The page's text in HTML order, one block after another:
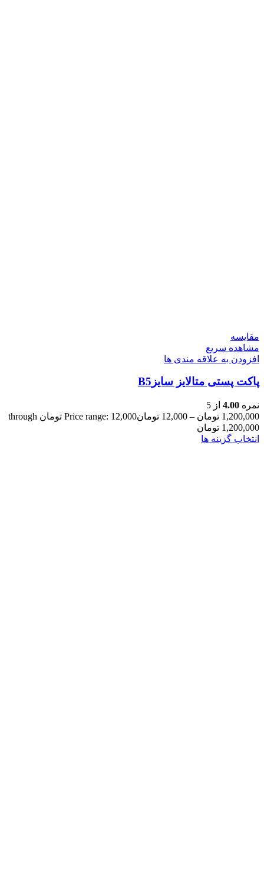
مقایسه
مشاهده سریع
افزودن به علاقه مندی ها
پاکت پستی متالایز سایزB5
نمره 4.00 از 5
1,200,000 تومان –
12,000 تومان
Price range: 12,000 تومان through
1,200,000 تومان
انتخاب گزینه ها